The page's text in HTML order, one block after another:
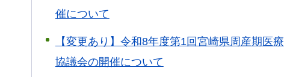
催について
【変更あり】令和8年度第1回宮崎県周産期医療
協議会の開催について